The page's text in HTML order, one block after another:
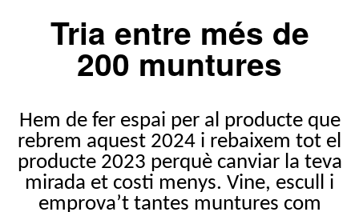
Tria entre més de
200 muntures
Hem de fer espai per al producte que
rebrem aquest 2024 i rebaixem tot el
producte 2023 perquè canviar la teva
mirada et costi menys. Vine, escull i
emprova’t tantes muntures com